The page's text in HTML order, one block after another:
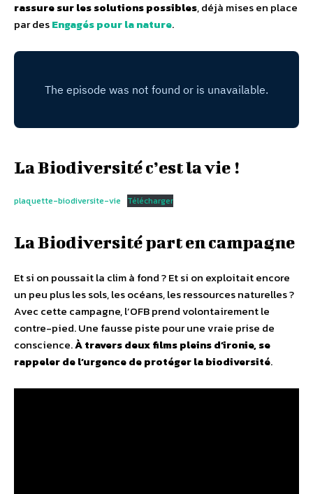
rassure sur les solutions possibles, déjà mises en place
par desEngagés pour la nature.
La Biodiversité c’est la vie !
plaquette-biodiversite-vie Télécharger
La Biodiversité part en campagne
Et si on poussait la clim à fond ? Et si on exploitait encore
un peu plus les sols, les océans, les ressources naturelles ?
Avec cette campagne, l’OFB prend volontairement le
contre-pied. Une fausse piste pour une vraie prise de
conscience.À travers deux films pleins d’ironie, se
rappeler de l’urgence de protéger la biodiversité.